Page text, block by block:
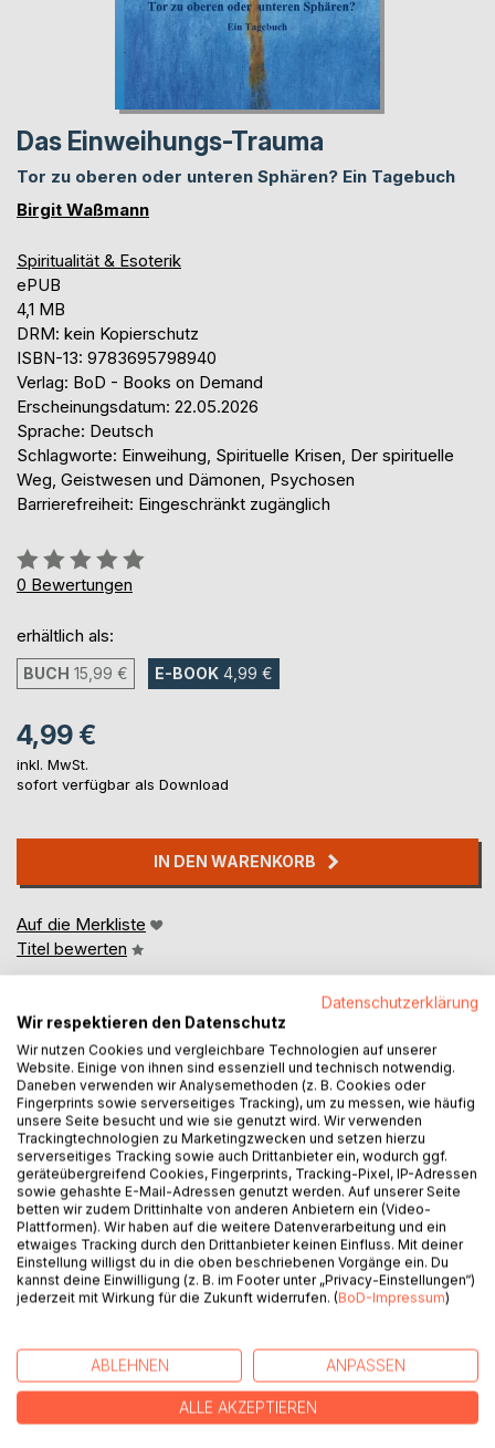
Das Einweihungs-Trauma
Tor zu oberen oder unteren Sphären? Ein Tagebuch
Birgit Waßmann
Spiritualität & Esoterik
ePUB
4,1 MB
DRM: kein Kopierschutz
ISBN-13: 9783695798940
Verlag: BoD - Books on Demand
Erscheinungsdatum: 22.05.2026
Sprache: Deutsch
Schlagworte: Einweihung, Spirituelle Krisen, Der spirituelle
Weg, Geistwesen und Dämonen, Psychosen
Barrierefreiheit: Eingeschränkt zugänglich
Bewertung::
0%
0 Bewertungen
erhältlich als:
BUCH 15,99 € E-BOOK 4,99 €
4,99 €
inkl. MwSt.
sofort verfügbar als Download
IN DEN WARENKORB
Auf die Merkliste
Titel bewerten
BESCHREIBUNG
Die Mittel der Einweihung, die eine Umwandlung des
Menschen herbeiführen, kann man nicht allein aus Büchern
lernen oder mit dem Verstand begreifen, weil es sich dabei
um inneres Erleben handelt, dass jeder individuell erfahren
haben muss, um es zu verstehen.
Im Grunde ist davon auszugehen, dass jeden Menschen
begleiten, von der Geburt an bis zum Tod. Das gesamte
Dasein kann unter diesem Aspekt als eine Schule des
Lernens und der Einweihung betrachtet werden. Aber die
wahre Einweihung findet in der Tiefe der menschlichen
Datenschutzerklärung
Wir respektieren den Datenschutz
Wir nutzen Cookies und vergleichbare Technologien auf unserer
Website. Einige von ihnen sind essenziell und technisch notwendig.
Daneben verwenden wir Analysemethoden (z. B. Cookies oder
Fingerprints sowie serverseitiges Tracking), um zu messen, wie häufig
unsere Seite besucht und wie sie genutzt wird. Wir verwenden
Trackingtechnologien zu Marketingzwecken und setzen hierzu
serverseitiges Tracking sowie auch Drittanbieter ein, wodurch ggf.
geräteübergreifend Cookies, Fingerprints, Tracking-Pixel, IP-Adressen
sowie gehashte E-Mail-Adressen genutzt werden. Auf unserer Seite
betten wir zudem Drittinhalte von anderen Anbietern ein (Video-
Plattformen). Wir haben auf die weitere Datenverarbeitung und ein
etwaiges Tracking durch den Drittanbieter keinen Einfluss. Mit deiner
Einstellung willigst du in die oben beschriebenen Vorgänge ein. Du
kannst deine Einwilligung (z. B. im Footer unter „Privacy-Einstellungen“)
jederzeit mit Wirkung für die Zukunft widerrufen. (BoD-Impressum)
ABLEHNEN ANPASSEN
ALLE AKZEPTIEREN